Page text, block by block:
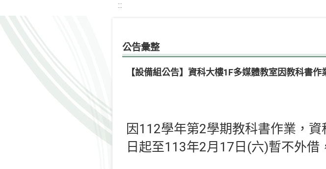
:::
公告彙整
【設備組公告】資科大樓1F多媒體教室因教科書
因112學年第2學期教科書作業，
日起至113年2月17日(六)暫不外借